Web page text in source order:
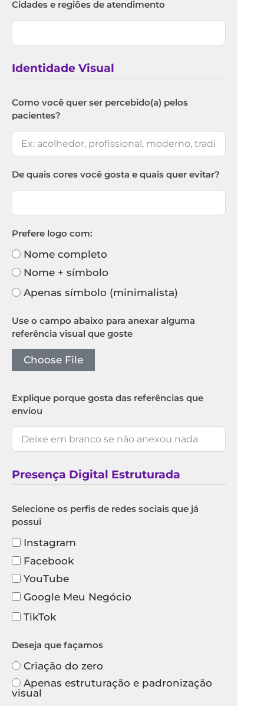
Cidades e regiões de atendimento
Identidade Visual
Como você quer ser percebido(a) pelos
pacientes?
De quais cores você gosta e quais quer evitar?
Prefere logo com:
Nome completo
Nome + símbolo
Apenas símbolo (minimalista)
Use o campo abaixo para anexar alguma
referência visual que goste
Choose File
Explique porque gosta das referências que
enviou
Presença Digital Estruturada
Selecione os perfis de redes sociais que já
possui
Instagram
Facebook
YouTube
Google Meu Negócio
TikTok
Deseja que façamos
Criação do zero
Apenas estruturação e padronização
visual